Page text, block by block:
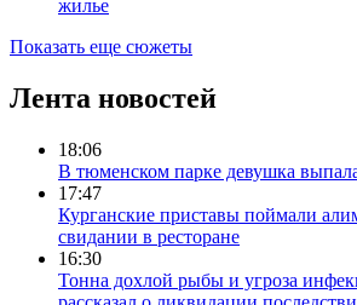
жилье
Показать еще сюжеты
Лента новостей
18:06
В тюменском парке девушка
17:47
Курганские приставы поймали
свидании в ресторане
16:30
Тонна дохлой рыбы и угроза